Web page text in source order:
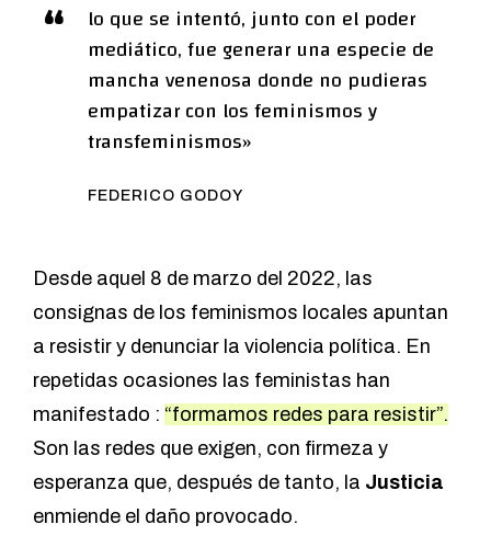
lo que se intentó, junto con el poder
mediático, fue generar una especie de
mancha venenosa donde no pudieras
empatizar con los feminismos y
transfeminismos»
FEDERICO GODOY
Desde aquel 8 de marzo del 2022, las
consignas de los feminismos locales apuntan
a resistir y denunciar la violencia política. En
repetidas ocasiones las feministas han
manifestado : “formamos redes para resistir”.
Son las redes que exigen, con firmeza y
esperanza que, después de tanto, la Justicia
enmiende el daño provocado.